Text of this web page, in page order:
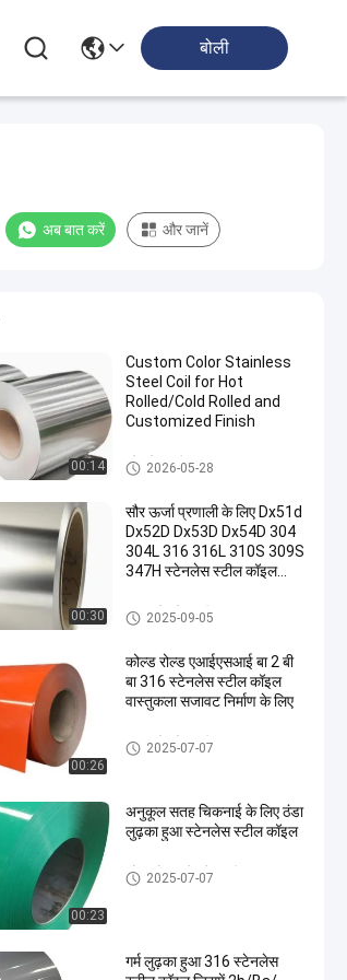
बोली
अब बात करें और जानें
00:14
Custom Color Stainless
Steel Coil for Hot
Rolled/Cold Rolled and
Customized Finish
स्टेनलेस स्टील का तार
2026-05-28
00:30
सौर ऊर्जा प्रणाली के लिए Dx51d
Dx52D Dx53D Dx54D 304
304L 316 316L 310S 309S
347H स्टेनलेस स्टील कॉइल
316 स्टेनलेस स्टील कॉइल
2025-09-05
00:26
कोल्ड रोल्ड एआईएसआई बा 2 बी
बा 316 स्टेनलेस स्टील कॉइल
वास्तुकला सजावट निर्माण के लिए
316 स्टेनलेस स्टील कॉइल
2025-07-07
00:23
अनुकूल सतह चिकनाई के लिए ठंडा
लुढ़का हुआ स्टेनलेस स्टील कॉइल
कोल्ड रोल्ड स्टेनलेस स्टील कॉयल
2025-07-07
गर्म लुढ़का हुआ 316 स्टेनलेस